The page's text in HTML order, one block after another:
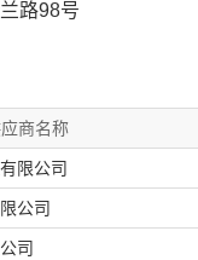
路98号
商名称
限公司
公司
司